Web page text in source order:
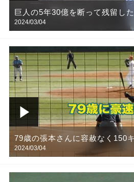
巨人の5年30億を断って残留し
うとあっさり退団した選手【野
2024/03/04
79歳の張本さんに容赦なく150
しかし奇跡が起こる【野球】
2024/03/04